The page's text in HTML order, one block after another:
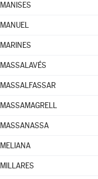
MANISES
MANUEL
MARINES
MASSALAVÉS
MASSALFASSAR
MASSAMAGRELL
MASSANASSA
MELIANA
MILLARES